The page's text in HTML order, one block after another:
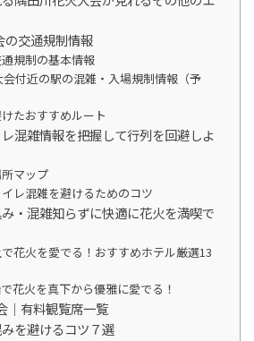
の交通規制情報
規制の基本情報
付近の駅の混雑・入場規制情報（予
たおすすめルート
混雑情報を把握して行列を回避しよ
マップ
レ混雑を避けるためのコツ
・混雑知らずに快適に花火を満喫で
花火を愛でる！おすすめホテル厳選13
花火を真下から優雅に愛でる！
｜有料観覧席一覧
を避けるコツ７選